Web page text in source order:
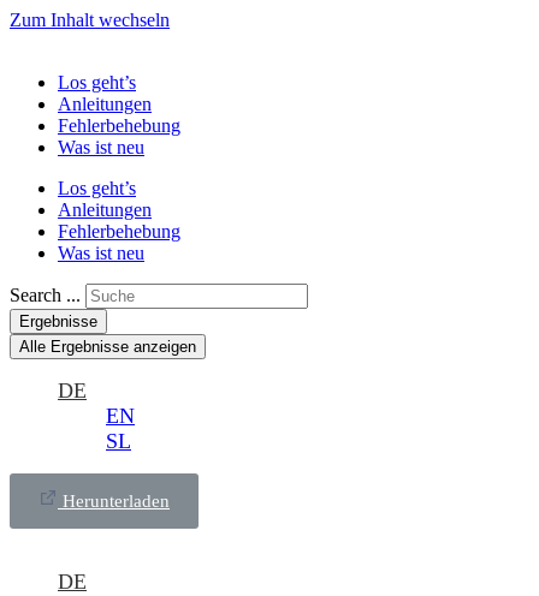
Zum Inhalt wechseln
Los geht’s
Anleitungen
Fehlerbehebung
Was ist neu
Los geht’s
Anleitungen
Fehlerbehebung
Was ist neu
Search ...
Ergebnisse
Alle Ergebnisse anzeigen
DE
EN
SL
Herunterladen
DE